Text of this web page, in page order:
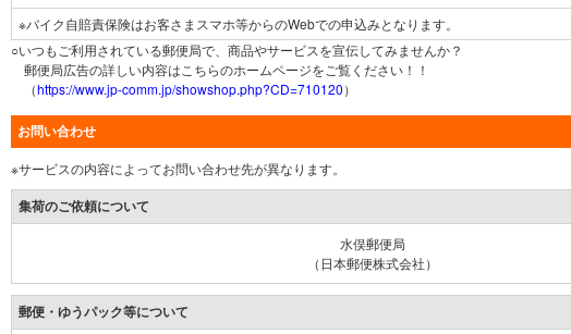
※バイク自賠責保険はお客さまスマホ等からのWebでの申込みとなります。
○いつもご利用されている郵便局で、商品やサービスを宣伝してみませんか？
郵便局広告の詳しい内容はこちらのホームページをご覧ください！！
（https://www.jp-comm.jp/showshop.php?CD=710120）
お問い合わせ
※サービスの内容によってお問い合わせ先が異なります。
集荷のご依頼について
水俣郵便局
（日本郵便株式会社）
郵便・ゆうパック等について